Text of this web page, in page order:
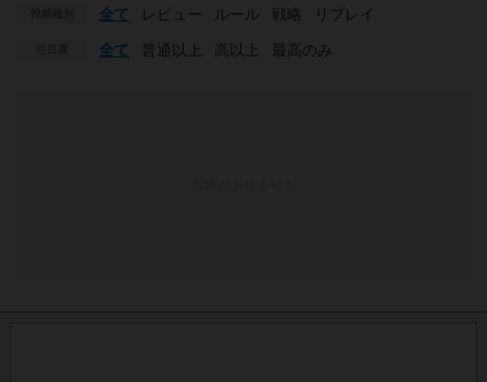
全て レビュー ルール 戦略 リプレイ
全て 普通以上 高以上 最高のみ